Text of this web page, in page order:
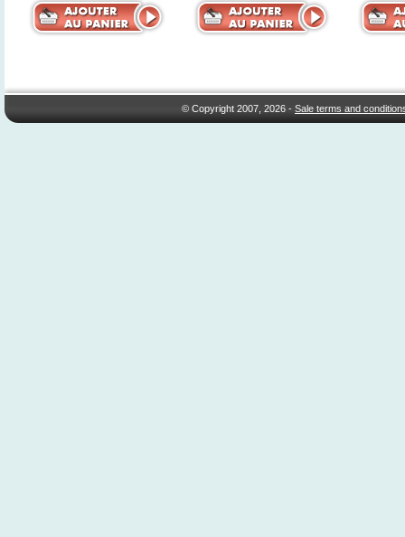
© Copyright 2007, 2026 -Sale terms and